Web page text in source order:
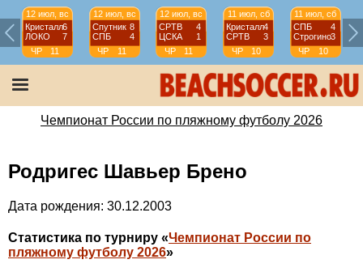
12 июл, вс
Кристалл6
ЛОКО
7
ЧР
11
тур
12 июл, вс
Спутник 8
СПБ
4
ЧР
11
тур
12 июл, вс
СРТВ
4
ЦСКА
1
ЧР
11
тур
11 июл, сб
Кристалл4
СРТВ
3
ЧР
10
тур
11 июл, сб
СПБ
4
Строгино3
ЧР
10
тур
Чемпионат России по пляжному футболу 2026
Родригес Шавьер Брено
Дата рождения: 30.12.2003
Статистика по турниру «Чемпионат России по
пляжному футболу 2026»